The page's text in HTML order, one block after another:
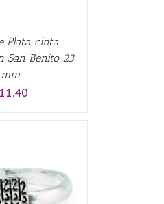
Plata cinta
San Benito 23
mm
11.40